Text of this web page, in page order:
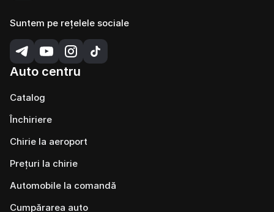
Suntem pe rețelele sociale
Auto centru
Catalog
Închiriere
Chirie la aeroport
Prețuri la chirie
Automobile la comandă
Cumpărarea auto